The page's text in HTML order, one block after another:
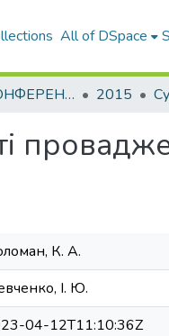
All of DSpace
МАТЕРІАЛИ КОНФЕРЕНЦІЙ 2015
К. А.
І. Ю.
04-12T11:10:36Z